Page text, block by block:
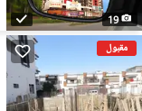
19
مقبول